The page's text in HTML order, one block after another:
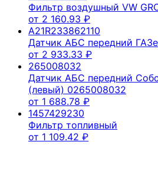
Фильтр воздушный VW
от 2 160.93 ₽
A21R233862110
Датчик АБС передний
от 2 933.33 ₽
265008032
Датчик АБС передний
(левый) 0265008032
от 1 688.78 ₽
1457429230
Фильтр топливный
от 1 109.42 ₽